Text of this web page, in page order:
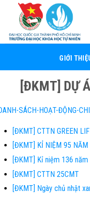
GIỚI
[ĐKMT] DỰ
SÁCH-HOẠT-ĐỘNG-
[ĐKMT] CTTN GREEN
[ĐKMT] KỈ NIỆM 95
[ĐKMT] Kỉ niệm 136
[ĐKMT] CTTN 25CMT
[ĐKMT] Ngày chủ nhật